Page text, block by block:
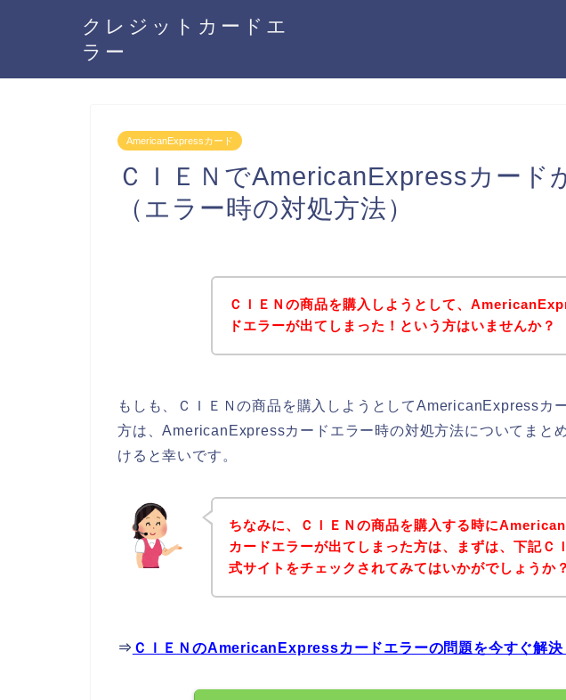
クレジットカードエ
ラー
AmericanExpressカード
ＣＩＥＮでAmericanExpressカード
（エラー時の対処方法）
ＣＩＥＮの商品を購入しようとして、
ドエラーが出てしまった！という方はいませんか？
もしも、ＣＩＥＮの商品を購入しようとしてAmericanExpressカ
方は、AmericanExpressカードエラー時の対処方法についてまと
けると幸いです。
ちなみに、ＣＩＥＮの商品を購入する時に
カードエラーが出てしまった方は、まずは、下記Ｃ
式サイトをチェックされてみてはいかがでしょうか？
⇒ ＣＩＥＮのAmericanExpressカードエラーの問題を今すぐ解決